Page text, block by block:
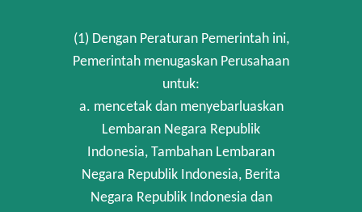
(1) Dengan Peraturan Pemerintah ini,
Pemerintah menugaskan Perusahaan
untuk:
a. mencetak dan menyebarluaskan
Lembaran Negara Republik
Indonesia, Tambahan Lembaran
Negara Republik Indonesia, Berita
Negara Republik Indonesia dan